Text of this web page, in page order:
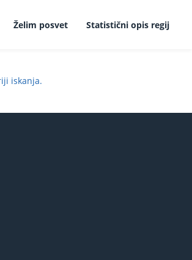
Želim posvet Statistični opis regij
iskanja.